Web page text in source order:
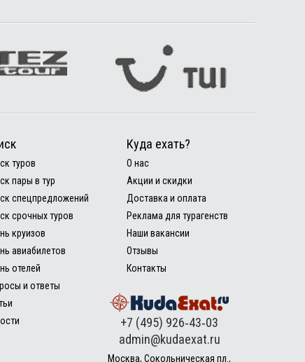
туров
пары в тур
спецпредложений
срочных туров
круизов
авиабилетов
отелей
и ответы
Куда ехать?
О нас
Акции и скидки
Доставка и оплата
Реклама для турагенств
Наши вакансии
Отзывы
Контакты
+7 (495) 926‑43‑03
admin@kudaexat.ru
Москва, Сокольническая пл.,